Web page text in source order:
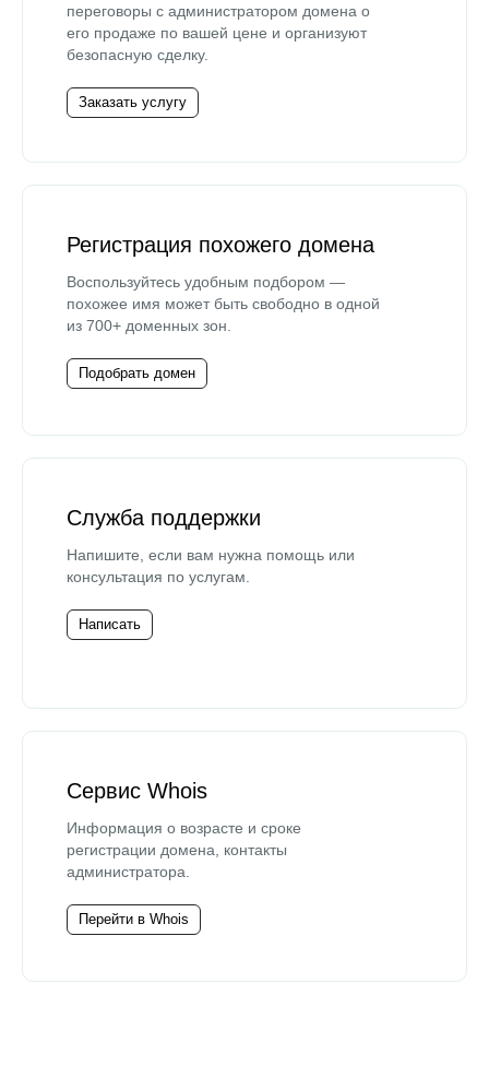
переговоры с администратором домена о
его продаже по вашей цене и организуют
безопасную сделку.
Заказать услугу
Регистрация похожего домена
Воспользуйтесь удобным подбором —
похожее имя может быть свободно в одной
из 700+ доменных зон.
Подобрать домен
Служба поддержки
Напишите, если вам нужна помощь или
консультация по услугам.
Написать
Сервис Whois
Информация о возрасте и сроке
регистрации домена, контакты
администратора.
Перейти в Whois